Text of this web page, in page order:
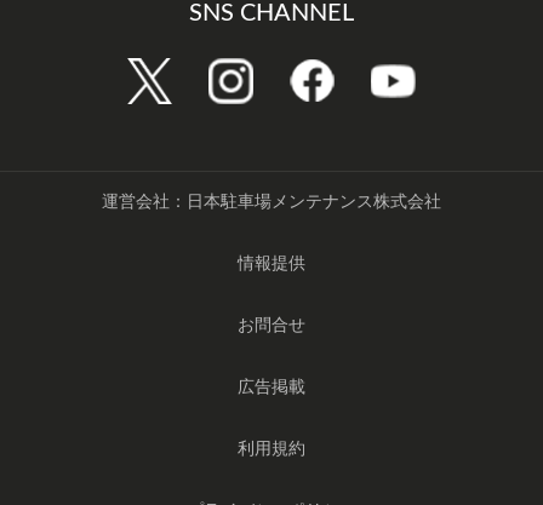
SNS CHANNEL
運営会社：日本駐車場メンテナンス株式会社
情報提供
お問合せ
広告掲載
利用規約